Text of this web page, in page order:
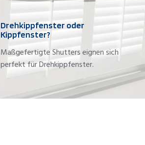
Drehkippfenster oder
Kippfenster?
Maßgefertigte Shutters eignen sich
perfekt für Drehkippfenster.